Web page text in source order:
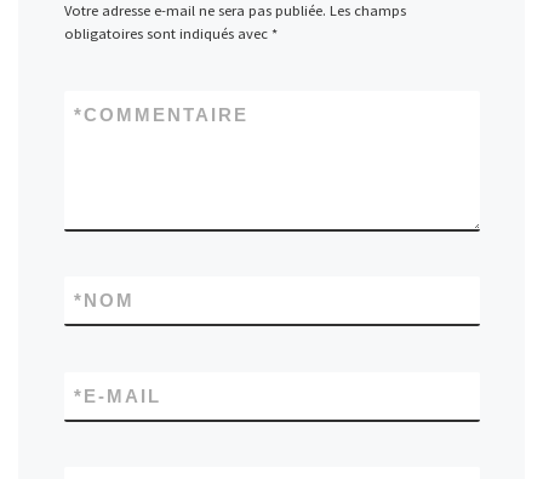
Votre adresse e-mail ne sera pas publiée. Les champs
obligatoires sont indiqués avec *
COMMENTAIRE
*
NOM
*
E-MAIL
*